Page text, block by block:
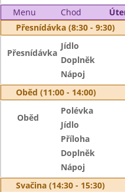
Menu
Chod
Přesnídávka (8:30 - 9:30)
Přesnídávka
Jídlo
Doplněk
Nápoj
Oběd (11:00 - 14:00)
Oběd
Polévka
Jídlo
Příloha
Doplněk
Nápoj
Svačina (14:30 - 15:30)